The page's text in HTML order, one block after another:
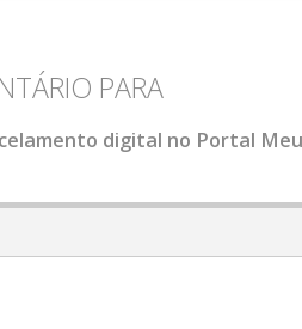
PARA
digital no Portal